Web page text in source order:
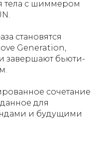
тела с шиммером
становятся
Generation,
завершают бьюти-
сочетание
для
и будущими